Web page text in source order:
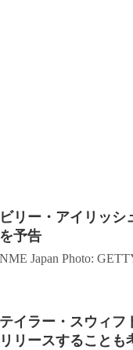
ビリー・アイリッ
を予告
NME Japan Photo:
テイラー・スウィフ
リリースすることも